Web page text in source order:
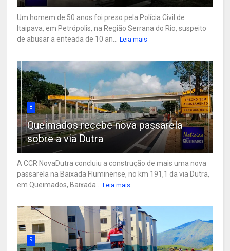
Um homem de 50 anos foi preso pela Polícia Civil de
Itaipava, em Petrópolis, na Região Serrana do Rio, suspeito
de abusar a enteada de 10 an... Leia mais
8
Queimados recebe nova passarela
sobre a via Dutra
A CCR NovaDutra concluiu a construção de mais uma nova
passarela na Baixada Fluminense, no km 191,1 da via Dutra,
em Queimados, Baixada... Leia mais
9